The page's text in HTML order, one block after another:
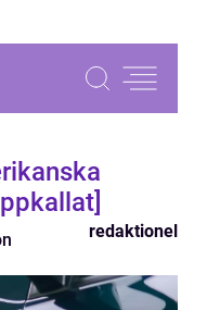
redaktionel